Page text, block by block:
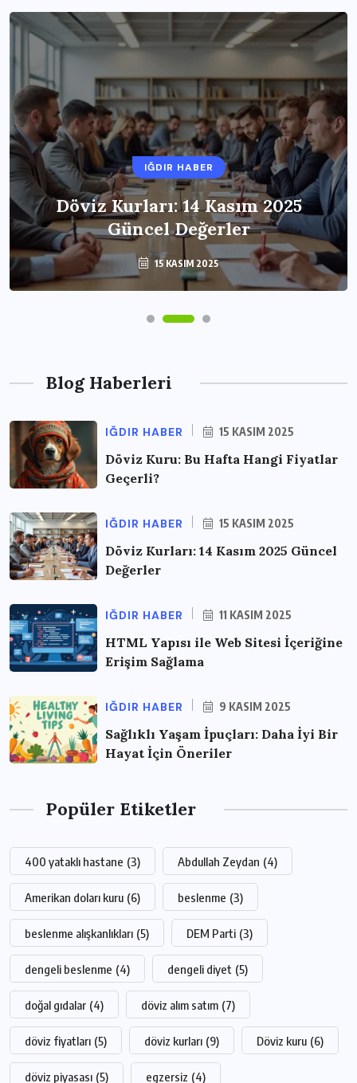
IĞDIR HABER
Döviz Kurları: 14 Kasım 2025
Güncel Değerler
15 KASIM 2025
Blog Haberleri
IĞDIR HABER 15 KASIM 2025
Döviz Kuru: Bu Hafta Hangi Fiyatlar
Geçerli?
IĞDIR HABER 15 KASIM 2025
Döviz Kurları: 14 Kasım 2025 Güncel
Değerler
IĞDIR HABER 11 KASIM 2025
HTML Yapısı ile Web Sitesi İçeriğine
Erişim Sağlama
IĞDIR HABER 9 KASIM 2025
Sağlıklı Yaşam İpuçları: Daha İyi Bir
Hayat İçin Öneriler
Popüler Etiketler
400 yataklı hastane (3) Abdullah Zeydan (4)
Amerikan doları kuru (6) beslenme (3)
beslenme alışkanlıkları (5) DEM Parti (3)
dengeli beslenme (4) dengeli diyet (5)
doğal gıdalar (4) döviz alım satım (7)
döviz fiyatları (5) döviz kurları (9) Döviz kuru (6)
döviz piyasası (5) egzersiz (4)